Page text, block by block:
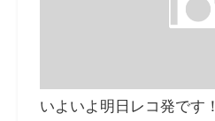
いよいよ明日レコ発です！